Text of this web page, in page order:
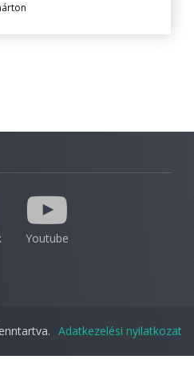
Youtube
Adatkezelési nyilatkozat